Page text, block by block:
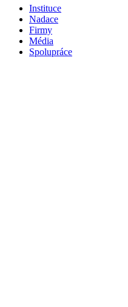
Instituce
Nadace
Firmy
Média
Spolupráce